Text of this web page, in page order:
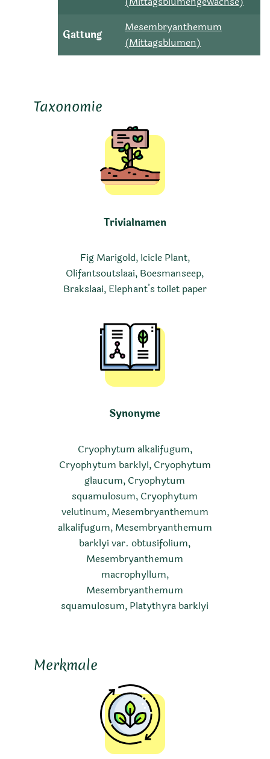
Gattung
Mesembryanthemum
(Mittagsblumen)
Taxonomie
Trivialnamen
Fig Marigold, Icicle Plant,
Olifantsoutslaai, Boesmanseep,
Brakslaai, Elephant’s toilet paper
Synonyme
Cryophytum alkalifugum,
Cryophytum barklyi, Cryophytum
glaucum, Cryophytum
squamulosum, Cryophytum
velutinum, Mesembryanthemum
alkalifugum, Mesembryanthemum
barklyi var. obtusifolium,
Mesembryanthemum
macrophyllum,
Mesembryanthemum
squamulosum, Platythyra barklyi
Merkmale